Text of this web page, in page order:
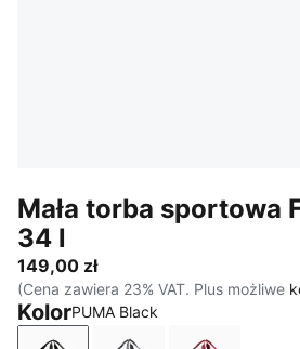
Mała torba sportowa
34 l
149,00 zł
(Cena zawiera 23% VAT. Plus możliwe
KolorPUMA Black